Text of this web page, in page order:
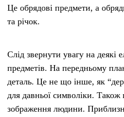
Це обрядові предмети, а
та річок.
Слід звернути увагу на деякі
предметів. На передньому
деталь. Це не що інше, як
для давньої символіки. Також
зображення людини.